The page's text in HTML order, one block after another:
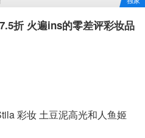
折 火遍ins的零差评彩妆品
彩妆 土豆泥高光和人鱼姬